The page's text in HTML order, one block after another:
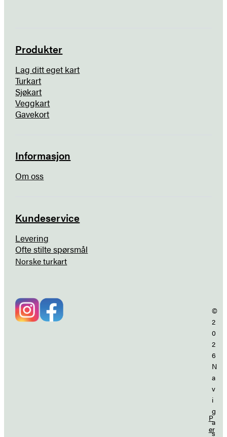
Produkter
Lag ditt eget kart
Turkart
Sjøkart
Veggkart
Gavekort
Informasjon
Om oss
Kundeservice
Levering
Ofte stilte spørsmål
Norske turkart
P
er
©
2
0
2
6
N
a
v
i
g
a
s